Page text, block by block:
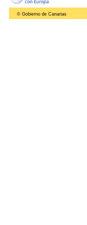
© Gobierno de Canarias